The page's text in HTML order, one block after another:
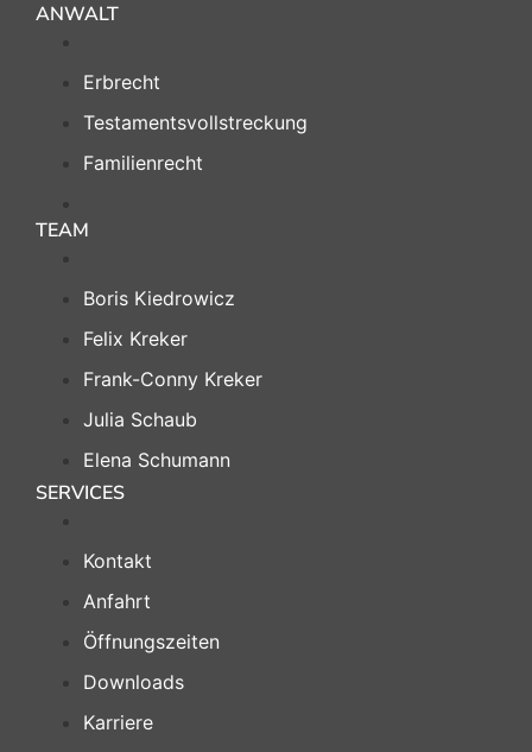
ANWALT
Erbrecht
Testamentsvollstreckung
Familienrecht
TEAM
Boris Kiedrowicz
Felix Kreker
Frank-Conny Kreker
Julia Schaub
Elena Schumann
SERVICES
Kontakt
Anfahrt
Öffnungszeiten
Downloads
Karriere